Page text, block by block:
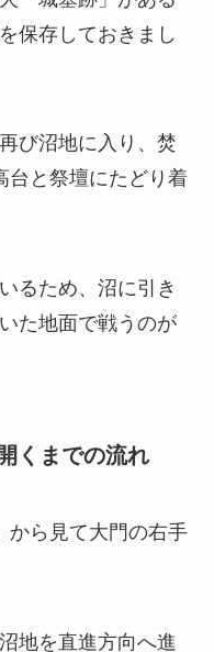
保存しておきまし
び沼地に入り、焚
台と祭壇にたどり着
るため、沼に引き
た地面で戦うのが
くまでの流れ
から見て大門の右手
地を直進方向へ進